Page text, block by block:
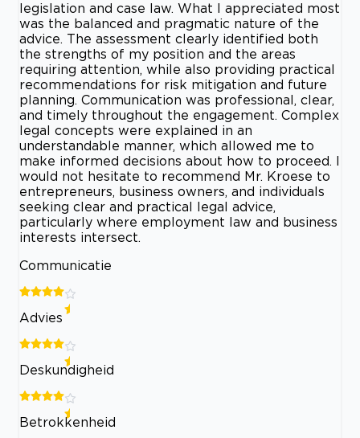
legislation and case law. What I appreciated most
was the balanced and pragmatic nature of the
advice. The assessment clearly identified both
the strengths of my position and the areas
requiring attention, while also providing practical
recommendations for risk mitigation and future
planning. Communication was professional, clear,
and timely throughout the engagement. Complex
legal concepts were explained in an
understandable manner, which allowed me to
make informed decisions about how to proceed. I
would not hesitate to recommend Mr. Kroese to
entrepreneurs, business owners, and individuals
seeking clear and practical legal advice,
particularly where employment law and business
interests intersect.
Communicatie
Advies
Deskundigheid
Betrokkenheid